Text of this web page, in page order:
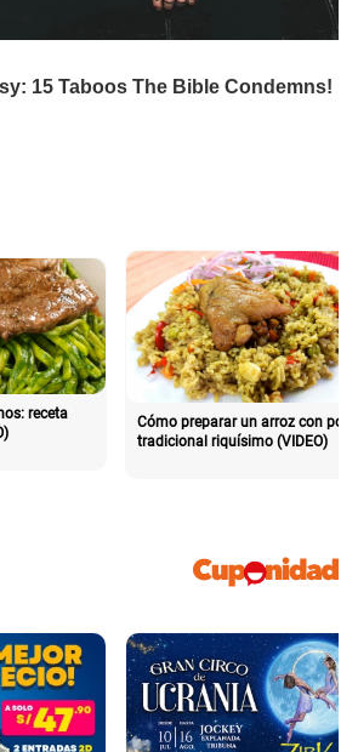
receta
Cómo preparar un arroz con pollo
tradicional riquísimo (VIDEO)